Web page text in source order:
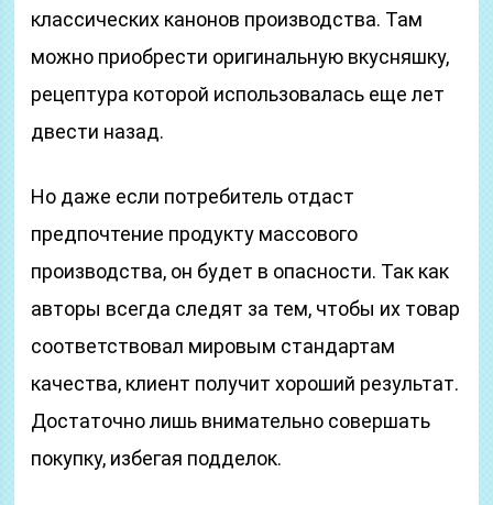
классических канонов производства. Там
можно приобрести оригинальную вкусняшку,
рецептура которой использовалась еще лет
двести назад.
Но даже если потребитель отдаст
предпочтение продукту массового
производства, он будет в опасности. Так как
авторы всегда следят за тем, чтобы их товар
соответствовал мировым стандартам
качества, клиент получит хороший результат.
Достаточно лишь внимательно совершать
покупку, избегая подделок.